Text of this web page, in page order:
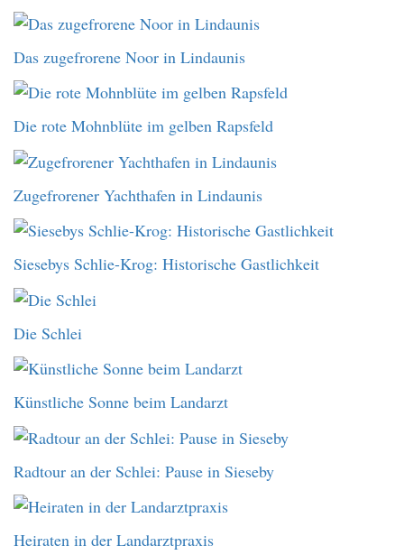
Das zugefrorene Noor in Lindaunis
Die rote Mohnblüte im gelben Rapsfeld
Zugefrorener Yachthafen in Lindaunis
Siesebys Schlie-Krog: Historische Gastlichkeit
Die Schlei
Künstliche Sonne beim Landarzt
Radtour an der Schlei: Pause in Sieseby
Heiraten in der Landarztpraxis